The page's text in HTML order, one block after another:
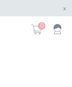
x
0